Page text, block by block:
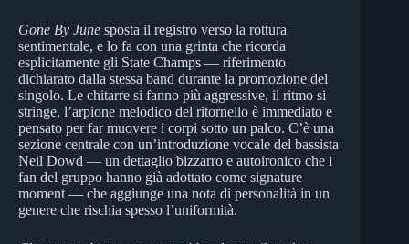
Gone By June sposta il registro verso la rottura
sentimentale, e lo fa con una grinta che ricorda
esplicitamente gli State Champs — riferimento
dichiarato dalla stessa band durante la promozione del
singolo. Le chitarre si fanno più aggressive, il ritmo si
stringe, l’arpione melodico del ritornello è immediato e
pensato per far muovere i corpi sotto un palco. C’è una
sezione centrale con un’introduzione vocale del bassista
Neil Dowd — un dettaglio bizzarro e autoironico che i
fan del gruppo hanno già adottato come signature
moment — che aggiunge una nota di personalità in un
genere che rischia spesso l’uniformità.